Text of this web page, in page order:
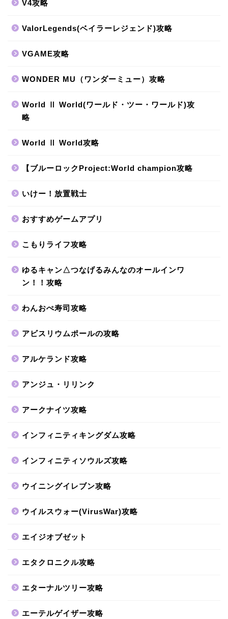
V4攻略
ValorLegends(ベイラーレジェンド)攻略
VGAME攻略
WONDER MU（ワンダーミュー）攻略
World Ⅱ World(ワールド・ツー・ワールド)攻
略
World Ⅱ World攻略
【ブルーロックProject:World champion攻略
いけー！放置戦士
おすすめゲームアプリ
こもりライフ攻略
ゆるキャン△つなげるみんなのオールインワ
ン！！攻略
わんおぺ寿司攻略
アビスリウムポールの攻略
アルケランド攻略
アンジュ・リリンク
アークナイツ攻略
インフィニティキングダム攻略
インフィニティソウルズ攻略
ウイニングイレブン攻略
ウイルスウォー(VirusWar)攻略
エイジオブゼット
エタクロニクル攻略
エターナルツリー攻略
エーテルゲイザー攻略